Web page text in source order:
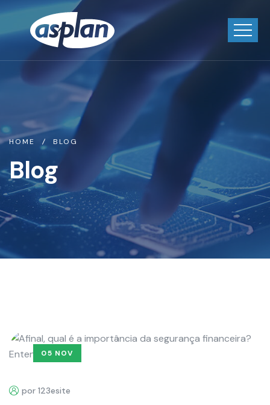
HOME BLOG
Blog
05 NOV
por 123esite